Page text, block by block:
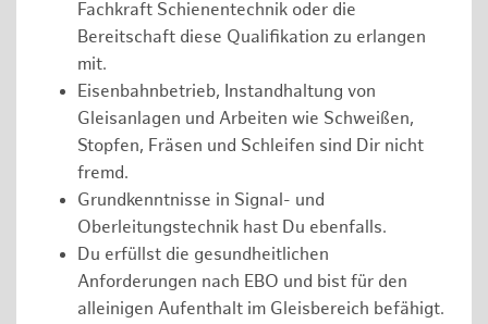
Fachkraft Schienentechnik oder die
Bereitschaft diese Qualifikation zu erlangen
mit.
Eisenbahnbetrieb, Instandhaltung von
Gleisanlagen und Arbeiten wie Schweißen,
Stopfen, Fräsen und Schleifen sind Dir nicht
fremd.
Grundkenntnisse in Signal- und
Oberleitungstechnik hast Du ebenfalls.
Du erfüllst die gesundheitlichen
Anforderungen nach EBO und bist für den
alleinigen Aufenthalt im Gleisbereich befähigt.